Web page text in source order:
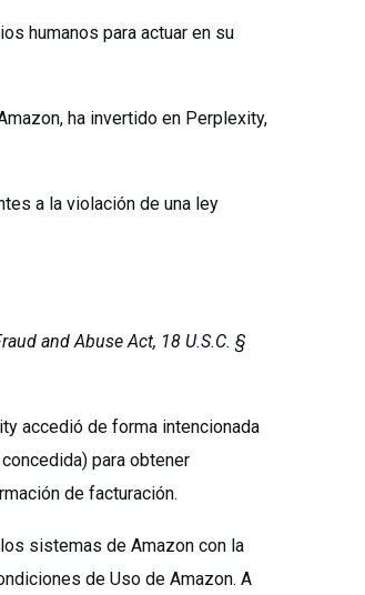
humanos para actuar en su
ha invertido en Perplexity,
a la violación de una ley
and Abuse Act, 18 U.S.C. §
accedió de forma intencionada
para obtener
de facturación.
sistemas de Amazon con la
de Uso de Amazon. A